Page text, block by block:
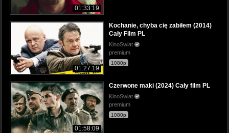
01:33:19
01:27:19
Kochanie, chyba cię zabiłem (2014)
Cały Film PL
KinoSwiat
premium
1080p
01:58:09
Czerwone maki (2024) Cały film PL
KinoSwiat
premium
1080p